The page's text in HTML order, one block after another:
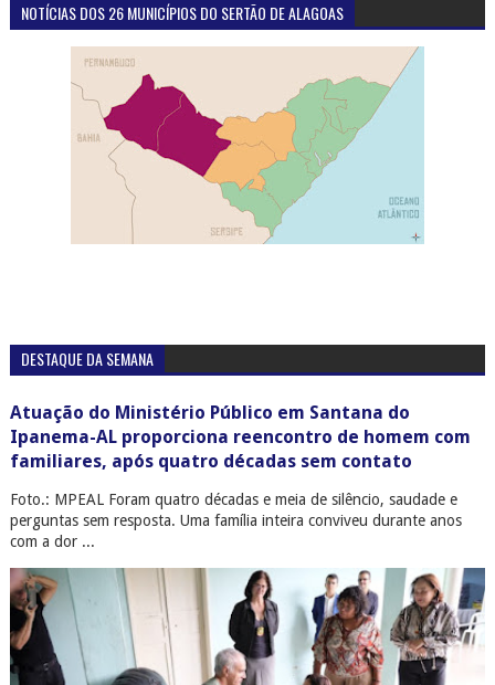
NOTÍCIAS DOS 26 MUNICÍPIOS DO SERTÃO DE ALAGOAS
DESTAQUE DA SEMANA
Atuação do Ministério Público em Santana do
Ipanema-AL proporciona reencontro de homem com
familiares, após quatro décadas sem contato
Foto.: MPEAL Foram quatro décadas e meia de silêncio, saudade e
perguntas sem resposta. Uma família inteira conviveu durante anos
com a dor ...